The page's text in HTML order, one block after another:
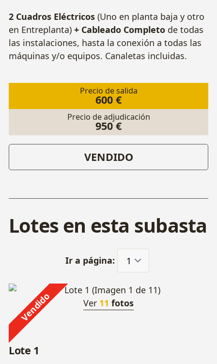
2 Cuadros Eléctricos (Uno en planta baja y otro
en Entreplanta) + Cableado Completo de todas
las instalaciones, hasta la conexión a todas las
máquinas y/o equipos. Canaletas incluidas.
Precio de salida
600 €
Precio de adjudicación
950 €
VENDIDO
Lotes en esta subasta
Ir a página:
Vendido Ver 11 fotos
Lote 1